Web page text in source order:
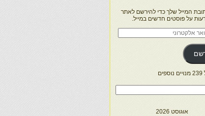
המייל שלך כדי להירשם לאתר
על פוסטים חדשים במייל.
אוגוסט 2026